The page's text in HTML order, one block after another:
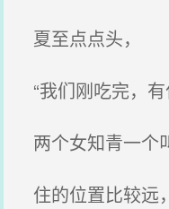
夏至点点头，
“我们刚吃完，有
两个女知青一个
住的位置比较远